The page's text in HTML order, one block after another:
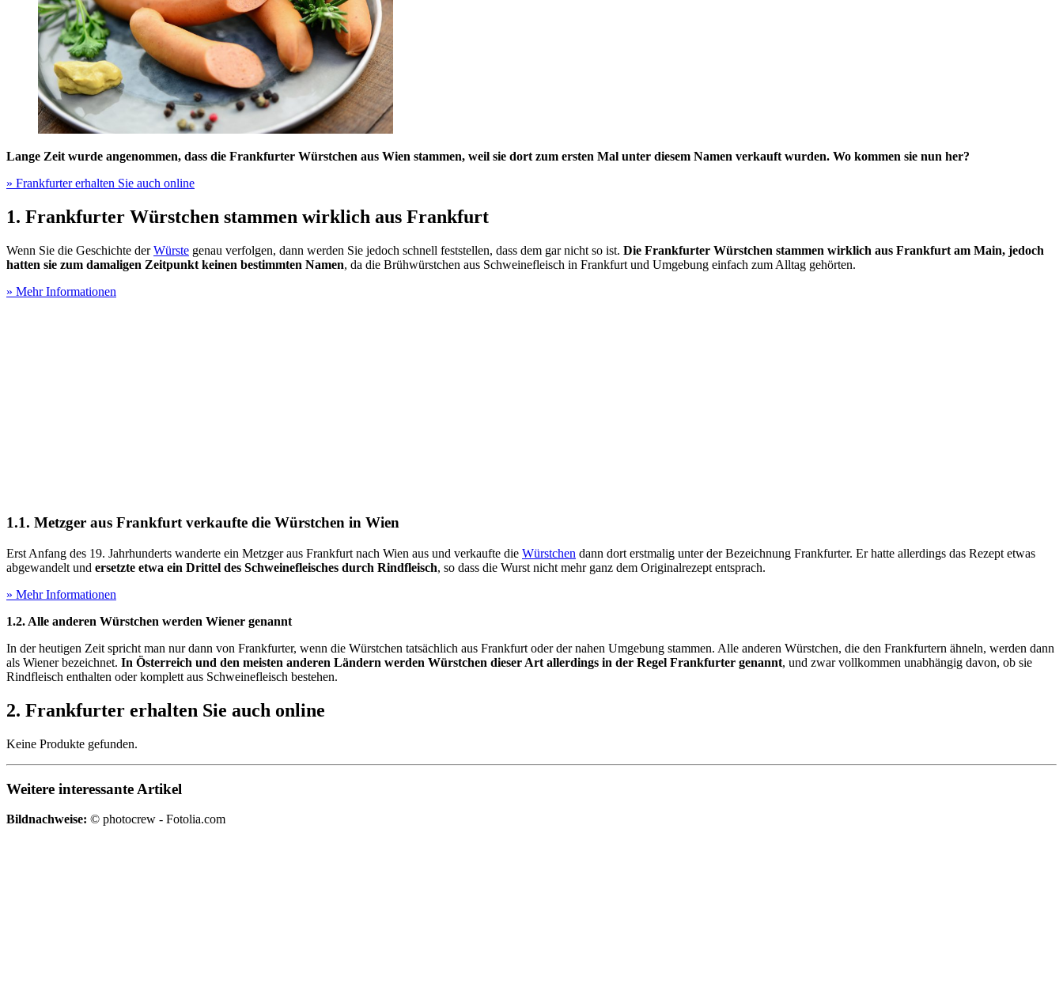
Lange Zeit wurde angenommen, dass die Frankfurter Würstchen aus Wien stammen, weil sie dort zum ersten Mal unter diesem Namen verkauft wurden. Wo kommen sie nun her?
» Frankfurter erhalten Sie auch online
1. Frankfurter Würstchen stammen wirklich aus Frankfurt
Wenn Sie die Geschichte derWürste genau verfolgen, dann werden Sie jedoch schnell feststellen, dass dem gar nicht so ist. Die Frankfurter Würstchen stammen wirklich aus Frankfurt am Main, jedoch
hatten sie zum damaligen Zeitpunkt keinen bestimmten Namen, da die Brühwürstchen aus Schweinefleisch in Frankfurt und Umgebung einfach zum Alltag gehörten.
» Mehr Informationen
1.1. Metzger aus Frankfurt verkaufte die Würstchen in Wien
Erst Anfang des 19. Jahrhunderts wanderte ein Metzger aus Frankfurt nach Wien aus und verkaufte die Würstchen dann dort erstmalig unter der Bezeichnung Frankfurter. Er hatte allerdings das Rezept etwas
abgewandelt und ersetzte etwa ein Drittel des Schweinefleisches durch Rindfleisch, so dass die Wurst nicht mehr ganz dem Originalrezept entsprach.
» Mehr Informationen
1.2. Alle anderen Würstchen werden Wiener genannt
In der heutigen Zeit spricht man nur dann von Frankfurter, wenn die Würstchen tatsächlich aus Frankfurt oder der nahen Umgebung stammen. Alle anderen Würstchen, die den Frankfurtern ähneln, werden dann
als Wiener bezeichnet. In Österreich und den meisten anderen Ländern werden Würstchen dieser Art allerdings in der Regel Frankfurter genannt, und zwar vollkommen unabhängig davon, ob sie
Rindfleisch enthalten oder komplett aus Schweinefleisch bestehen.
2. Frankfurter erhalten Sie auch online
Keine Produkte gefunden.
Weitere interessante Artikel
Bildnachweise: © photocrew - Fotolia.com